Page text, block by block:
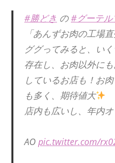
#勝どき の#グーテル
「あんずお肉の工場直
ググってみると、い
存在し、お肉以外に
しているお店も！お
も多く、期待値大
店内も広いし、年内
AO pic.twitter.com/